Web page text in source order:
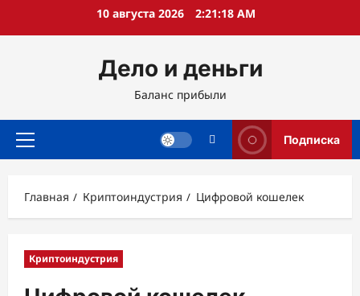
10 августа 2026 2:21:19 AM
Дело и деньги
Баланс прибыли
Основное
Подписка
Главная Криптоиндустрия Цифровой кошелек
Криптоиндустрия